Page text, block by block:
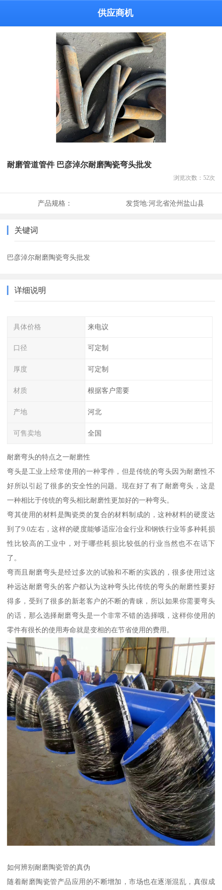
供应商机
耐磨管道管件 巴彦淖尔耐磨陶瓷弯头批发
浏览次数： 52次
产品规格： 发货地:河北省沧州盐山县
关键词
巴彦淖尔耐磨陶瓷弯头批发
详细说明
具体价格 来电议
口径 可定制
厚度 可定制
材质 根据客户需要
产地 河北
可售卖地 全国
耐磨弯头的特点之一耐磨性
弯头是工业上经常使用的一种零件，但是传统的弯头因为耐磨性不
好所以引起了很多的安全性的问题。现在好了有了耐磨弯头，这是
一种相比于传统的弯头相比耐磨性更加好的一种弯头。
弯其使用的材料是陶瓷类的复合的材料制成的，这种材料的硬度达
到了9.0左右，这样的硬度能够适应冶金行业和钢铁行业等多种耗损
性比较高的工业中，对于哪些耗损比较低的行业当然也不在话下
了。
弯而且耐磨弯头是经过多次的试验和不断的实践的，很多使用过这
种远达耐磨弯头的客户都认为这种弯头比传统的弯头的耐磨性要好
得多，受到了很多的新老客户的不断的青睐，所以如果你需要弯头
的话，那么选择耐磨弯头是一个非常不错的选择哦，这样你使用的
零件有很长的使用寿命就是变相的在节省使用的费用。
如何辨别耐磨陶瓷管的真伪
随着耐磨陶瓷管产品应用的不断增加，市场也在逐渐混乱，真假成